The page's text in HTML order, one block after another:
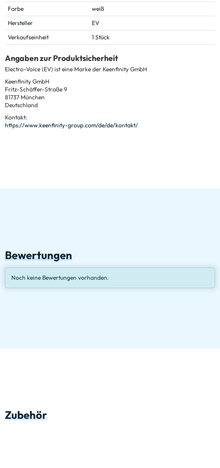
Farbe
weiß
Hersteller
EV
Verkaufseinheit
1 Stück
Angaben zur Produktsicherheit
Electro-Voice (EV) ist eine Marke der Keenfinity GmbH
Keenfinity GmbH
Fritz-Schäffer-Straße 9
81737 München
Deutschland
Kontakt:
https://www.keenfinity-group.com/de/de/kontakt/
Bewertungen
Noch keine Bewertungen vorhanden.
Zubehör